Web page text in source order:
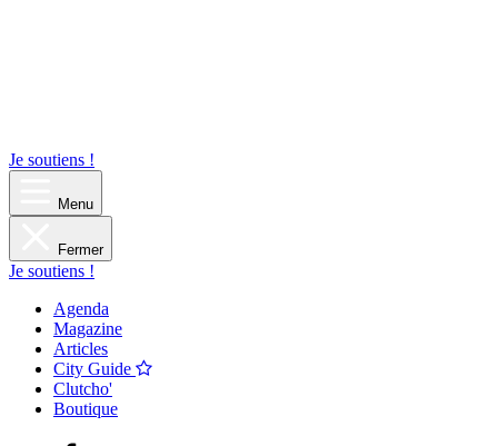
Je soutiens !
Menu
Fermer
Je soutiens !
Agenda
Magazine
Articles
City Guide
Clutcho'
Boutique